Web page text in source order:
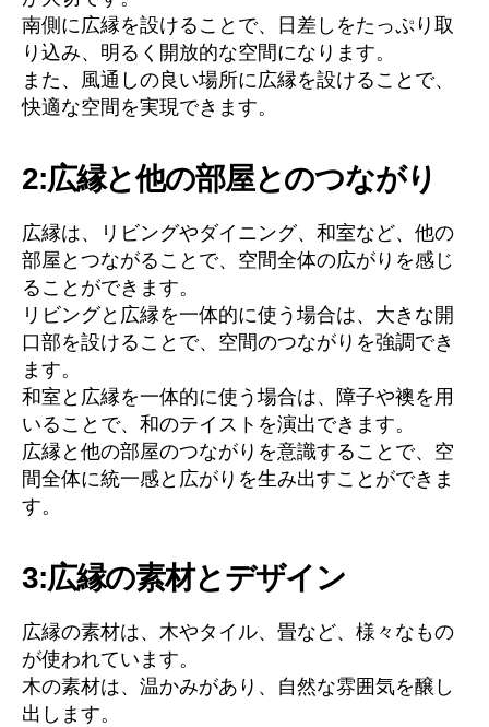
南側に広縁を設けることで、日差しをたっぷり取
り込み、明るく開放的な空間になります。
また、風通しの良い場所に広縁を設けることで、
快適な空間を実現できます。
2:広縁と他の部屋とのつながり
広縁は、リビングやダイニング、和室など、他の
部屋とつながることで、空間全体の広がりを感じ
ることができます。
リビングと広縁を一体的に使う場合は、大きな開
口部を設けることで、空間のつながりを強調でき
ます。
和室と広縁を一体的に使う場合は、障子や襖を用
いることで、和のテイストを演出できます。
広縁と他の部屋のつながりを意識することで、空
間全体に統一感と広がりを生み出すことができま
す。
3:広縁の素材とデザイン
広縁の素材は、木やタイル、畳など、様々なもの
が使われています。
木の素材は、温かみがあり、自然な雰囲気を醸し
出します。